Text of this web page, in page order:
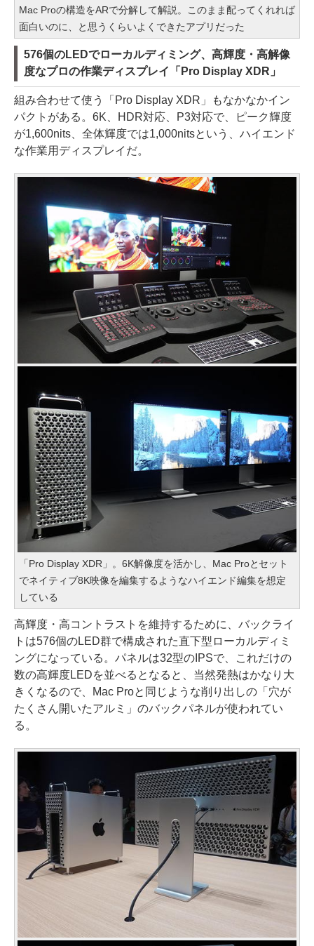
Mac Proの構造をARで分解して解説。このまま配ってくれれば
面白いのに、と思うくらいよくできたアプリだった
576個のLEDでローカルディミング、高輝度・高解像
度なプロの作業ディスプレイ「Pro Display XDR」
組み合わせて使う「Pro Display XDR」もなかなかイン
パクトがある。6K、HDR対応、P3対応で、ピーク輝度
が1,600nits、全体輝度では1,000nitsという、ハイエンド
な作業用ディスプレイだ。
「Pro Display XDR」。6K解像度を活かし、Mac Proとセット
でネイティブ8K映像を編集するようなハイエンド編集を想定
している
高輝度・高コントラストを維持するために、バックライ
トは576個のLED群で構成された直下型ローカルディミ
ングになっている。パネルは32型のIPSで、これだけの
数の高輝度LEDを並べるとなると、当然発熱はかなり大
きくなるので、Mac Proと同じような削り出しの「穴が
たくさん開いたアルミ」のバックパネルが使われてい
る。